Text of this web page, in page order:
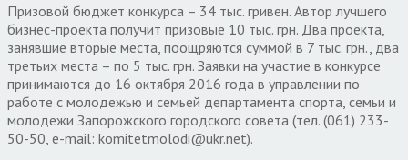
Призовой бюджет конкурса – 34 тыс. гривен. Автор лучшего
бизнес-проекта получит призовые 10 тыс. грн. Два проекта,
занявшие вторые места, поощряются суммой в 7 тыс. грн., два
третьих места – по 5 тыс. грн. Заявки на участие в конкурсе
принимаются до 16 октября 2016 года в управлении по
работе с молодежью и семьей департамента спорта, семьи и
молодежи Запорожского городского совета (тел. (061) 233-
50-50, e-mail: komitetmolodi@ukr.net).